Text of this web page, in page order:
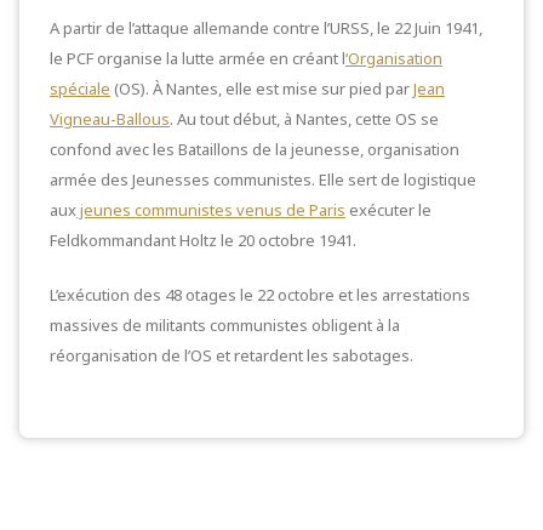
A partir de l’attaque allemande contre l’URSS, le 22 Juin 1941,
le PCF organise la lutte armée en créant l‘Organisation
spéciale (OS). À Nantes, elle est mise sur pied parJean
Vigneau-Ballous. Au tout début, à Nantes, cette OS se
confond avec les Bataillons de la jeunesse, organisation
armée des Jeunesses communistes. Elle sert de logistique
auxjeunes communistes venus de Paris exécuter le
Feldkommandant Holtz le 20 octobre 1941.
L’exécution des 48 otages le 22 octobre et les arrestations
massives de militants communistes obligent à la
réorganisation de l’OS et retardent les sabotages.